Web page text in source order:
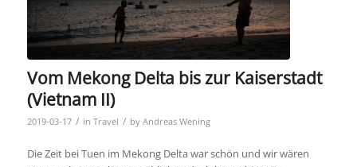
Vom Mekong Delta bis zur Kaiserstadt
(Vietnam II)
2019-03-17 / in Travel / by Andreas Wening
Die Zeit bei Tuen im Mekong Delta war schön und wir wären